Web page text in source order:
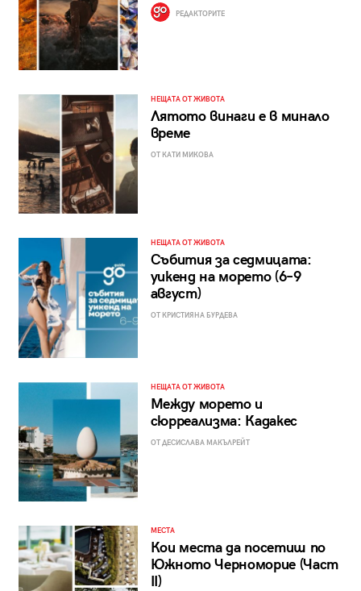
РЕДАКТОРИТЕ
НЕЩАТА ОТ ЖИВОТА
Лятото винаги е в минало
време
ОТ КАТИ МИКОВА
НЕЩАТА ОТ ЖИВОТА
Събития за седмицата:
уикенд на морето (6–9
август)
ОТ КРИСТИЯНА БУРДЕВА
НЕЩАТА ОТ ЖИВОТА
Между морето и
сюрреализма: Кадакес
ОТ ДЕСИСЛАВА МАКЪЛРЕЙТ
МЕСТА
Кои места да посетиш по
Южното Черноморие (Част
II)